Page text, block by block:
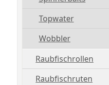
Topwater
Wobbler
Raubfischrollen
Raubfischruten